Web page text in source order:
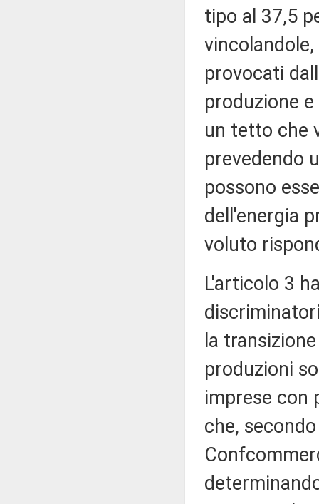
tipo al 37,5
provocati
produzione
un tetto che
prevedendo
possono
dell'energia
voluto
L'articolo 3
la
produzioni
imprese con
che,